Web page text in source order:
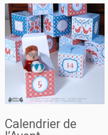
Calendrier de